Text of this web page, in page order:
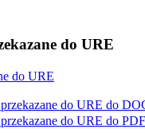
do URE
do URE
do URE do
do URE do PDF